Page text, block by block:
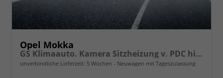
Opel Mokka
GS Klimaauto. Kamera Sitzheizung v. PDC hinten 17 Zoll LM
unverbindliche Lieferzeit: 5 Wochen Neuwagen mit Tageszulassung